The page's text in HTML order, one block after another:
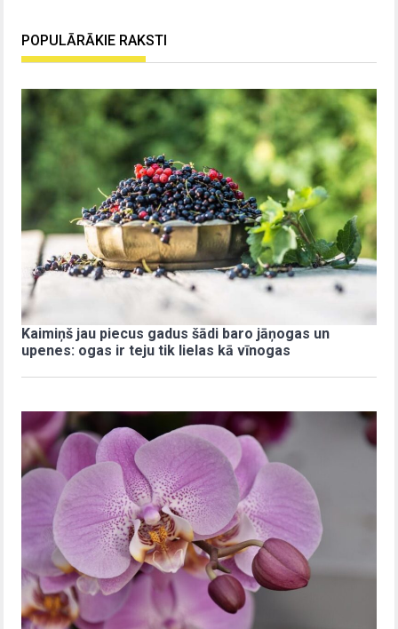
POPULĀRĀKIE RAKSTI
Kaimiņš jau piecus gadus šādi baro jāņogas un
upenes: ogas ir teju tik lielas kā vīnogas